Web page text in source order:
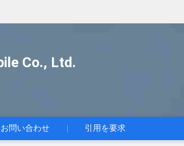
Co., Ltd.
お問い合わせ 引用を要求